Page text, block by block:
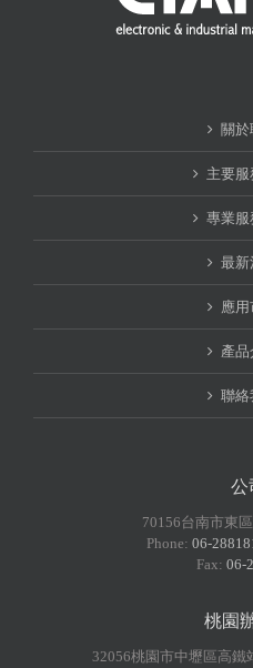
關
主要服
專業服
最新
應
產品
聯絡
公
70156台南市東
Phone: 06-
Fax: 06-
桃園
32056桃園市中壢區高鐵